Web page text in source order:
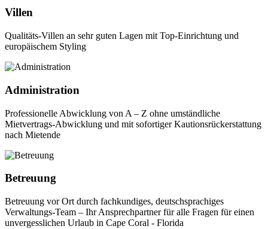
Villen
Qualitäts-Villen an sehr guten Lagen mit Top-Einrichtung und
europäischem Styling
Administration
Professionelle Abwicklung von A – Z ohne umständliche
Mietvertrags-Abwicklung und mit sofortiger Kautionsrückerstattung
nach Mietende
Betreuung
Betreuung vor Ort durch fachkundiges, deutschsprachiges
Verwaltungs-Team – Ihr Ansprechpartner für alle Fragen für einen
unvergesslichen Urlaub in Cape Coral - Florida